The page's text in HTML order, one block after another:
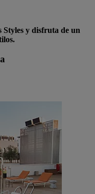
Styles y disfruta de un